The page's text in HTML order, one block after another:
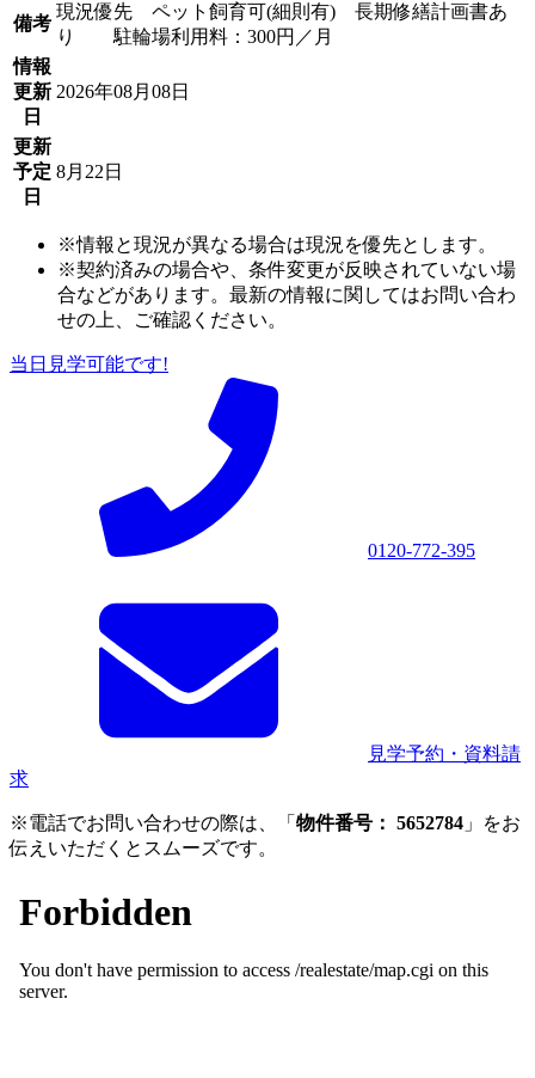
備考
現況優先 ペット飼育可(細則有) 長期修繕計画書あ
り 駐輪場利用料：300円／月
情報
更新
日
2026年08月08日
更新
予定
日
8月22日
※情報と現況が異なる場合は現況を優先とします。
※契約済みの場合や、条件変更が反映されていない場
合などがあります。最新の情報に関してはお問い合わ
せの上、ご確認ください。
当日見学可能です!
0120-772-395
見学予約・資料請
求
※電話でお問い合わせの際は、「 物件番号： 5652784 」をお
伝えいただくとスムーズです。